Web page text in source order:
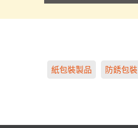
紙包裝製品 防銹包裝